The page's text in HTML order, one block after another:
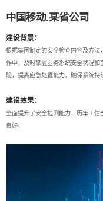
中国移动.某省公司
建设背景：
根据集团制定的安全检查内容及方
作中，及时掌握业务系统安全状况和
险，提高应急处置能力，确保系统持
建设效果：
全面提升了安全检测能力，历年工
良好。